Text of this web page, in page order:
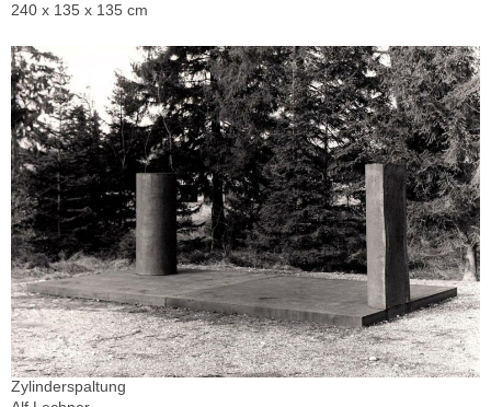
240 x 135 x 135 cm
Zylinderspaltung